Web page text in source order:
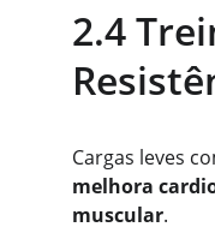
2.4
Cargas leves
melhora
muscular.